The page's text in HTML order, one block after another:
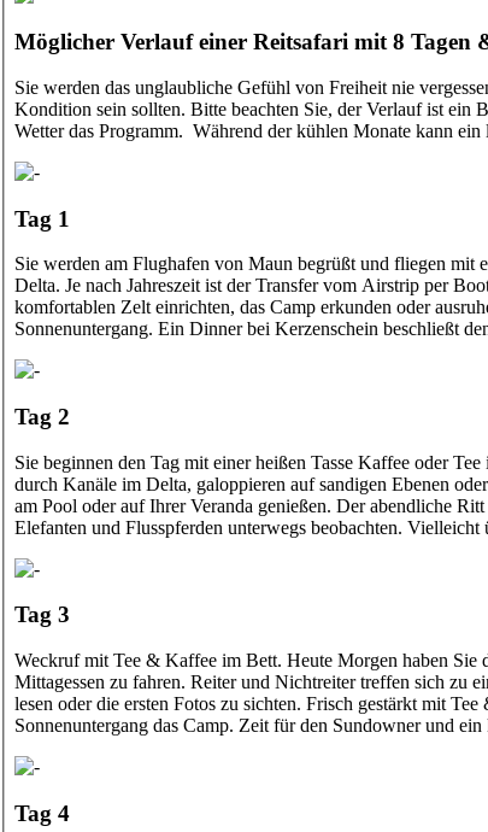
Möglicher Verlauf einer Reitsafari mit 8 Tagen
Sie werden das unglaubliche Gefühl von Freiheit nie
Kondition sein sollten. Bitte beachten Sie, der Verlauf ist ein
Wetter das Programm. Während der kühlen Monate kann
Tag 1
Sie werden am Flughafen von Maun begrüßt und fliegen
Delta. Je nach Jahreszeit ist der Transfer vom Airstrip per
komfortablen Zelt einrichten, das Camp erkunden oder
Sonnenuntergang. Ein Dinner bei Kerzenschein beschließt
Tag 2
Sie beginnen den Tag mit einer heißen Tasse Kaffee oder
durch Kanäle im Delta, galoppieren auf sandigen Ebenen
am Pool oder auf Ihrer Veranda genießen. Der abendliche
Elefanten und Flusspferden unterwegs beobachten.
Tag 3
Weckruf mit Tee & Kaffee im Bett. Heute Morgen haben
Mittagessen zu fahren. Reiter und Nichtreiter treffen sich zu
lesen oder die ersten Fotos zu sichten. Frisch gestärkt mit
Sonnenuntergang das Camp. Zeit für den Sundowner und ein
Tag 4